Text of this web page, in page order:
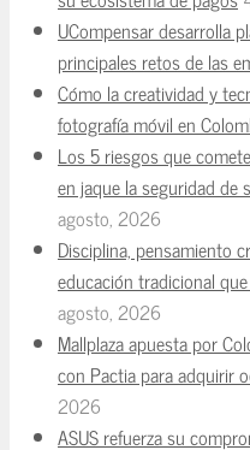
UCompensar desarrolla
principales retos de las
Cómo la creatividad y
fotografía móvil en
Los 5 riesgos que
en jaque la seguridad de
agosto, 2026
Disciplina, pensamiento
educación tradicional
agosto, 2026
Mallplaza apuesta por
con Pactia para adquirir
2026
ASUS refuerza su